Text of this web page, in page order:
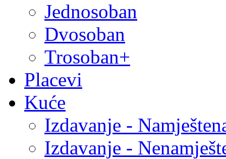
Jednosoban
Dvosoban
Trosoban+
Placevi
Kuće
Izdavanje -
Izdavanje -